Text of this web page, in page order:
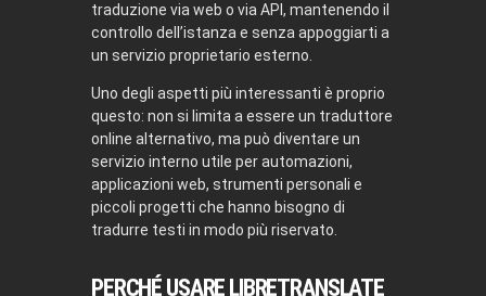
traduzione via web o via API, mantenendo il
controllo dell’istanza e senza appoggiarti a
un servizio proprietario esterno.
Uno degli aspetti più interessanti è proprio
questo: non si limita a essere un traduttore
online alternativo, ma può diventare un
servizio interno utile per automazioni,
applicazioni web, strumenti personali e
piccoli progetti che hanno bisogno di
tradurre testi in modo più riservato.
PERCHÉ USARE LIBRETRANSLATE